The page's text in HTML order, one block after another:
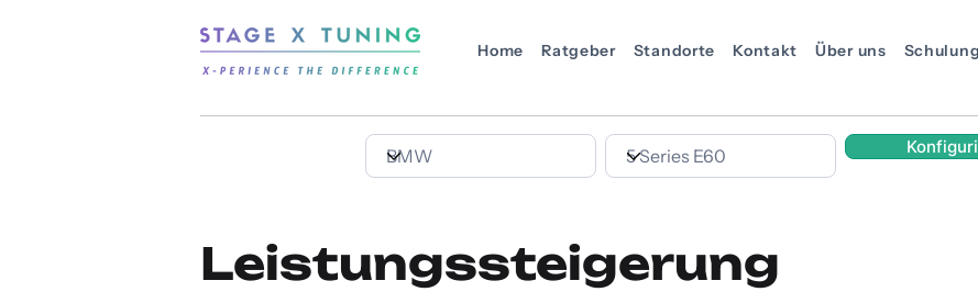
Home Ratgeber Standorte Kontakt Über uns
Leistungssteigerung